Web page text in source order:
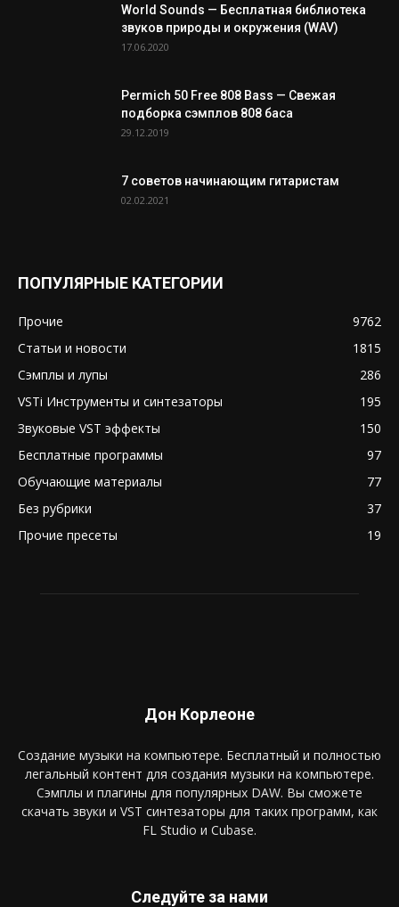
World Sounds — Бесплатная библиотека
звуков природы и окружения (WAV)
17.06.2020
Permich 50 Free 808 Bass — Свежая
подборка сэмплов 808 баса
29.12.2019
7 советов начинающим гитаристам
02.02.2021
ПОПУЛЯРНЫЕ КАТЕГОРИИ
Прочие
9762
Статьи и новости
1815
Сэмплы и лупы
286
VSTi Инструменты и синтезаторы
195
Звуковые VST эффекты
150
Бесплатные программы
97
Обучающие материалы
77
Без рубрики
37
Прочие пресеты
19
Дон Корлеоне
Создание музыки на компьютере. Бесплатный и полностью
легальный контент для создания музыки на компьютере.
Сэмплы и плагины для популярных DAW. Вы сможете
скачать звуки и VST синтезаторы для таких программ, как
FL Studio и Cubase.
Следуйте за нами